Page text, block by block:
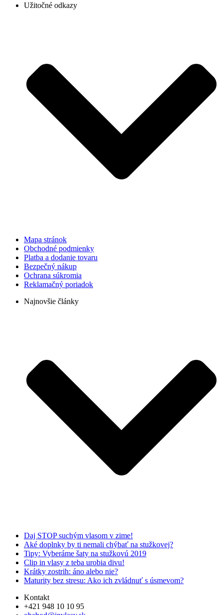
Užitočné odkazy
Mapa stránok
Obchodné podmienky
Platba a dodanie tovaru
Bezpečný nákup
Ochrana súkromia
Reklamačný poriadok
Najnovšie články
Daj STOP suchým vlasom v zime!
Aké doplnky by ti nemali chýbať na stužkovej?
Tipy: Vyberáme šaty na stužkovú 2019
Clip in vlasy z teba urobia divu!
Krátky zostrih: áno alebo nie?
Maturity bez stresu: Ako ich zvládnuť s úsmevom?
Kontakt
+421 948 10 10 95